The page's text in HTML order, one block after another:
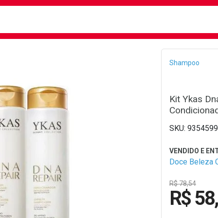
Shampoo
Kit Ykas
Doce Beleza
R$ 78,54
R$